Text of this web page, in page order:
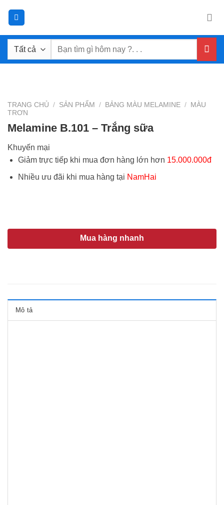
Tìm
kiếm:
TRANG CHỦ / SẢN PHẨM / BẢNG MÀU MELAMINE /
MÀU
TRƠN
Melamine B.101 – Trắng sữa
Khuyến mại
Giảm trực tiếp khi mua đơn hàng lớn hơn 15.000.000đ
Nhiều ưu đãi khi mua hàng tại NamHai
Mua hàng nhanh
Mô tả